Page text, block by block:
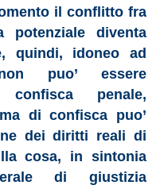
il conflitto fra
diventa
quindi, idoneo ad
puo’ essere
confisca penale,
di confisca puo’
dei diritti reali di
cosa, in sintonia
di giustizia